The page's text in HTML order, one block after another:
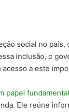
social no
inclusão, o
a este
papel fundamental
Ele reúne